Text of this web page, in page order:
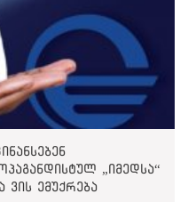
„იმედსა“
ვის ემუქრება